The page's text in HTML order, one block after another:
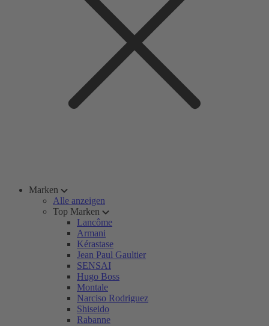
Marken
Alle anzeigen
Top Marken
Lancôme
Armani
Kérastase
Jean Paul Gaultier
SENSAI
Hugo Boss
Montale
Narciso Rodriguez
Shiseido
Rabanne